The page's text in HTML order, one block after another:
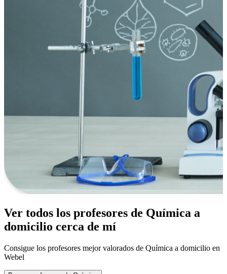
Ver todos los profesores de Química a
domicilio cerca de mí
Consigue los profesores mejor valorados de Química a domicilio en
Webel